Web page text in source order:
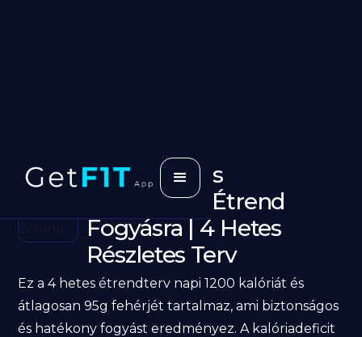
1200 Kalóriás
Fehérjedús Étrend
Fogyásra | 4 Hetes
Részletes Terv
Ez a 4 hetes étrendterv napi 1200 kalóriát és
átlagosan 95g fehérjét tartalmaz, ami biztonságos
és hatékony fogyást eredményez. A kalóriadeficit